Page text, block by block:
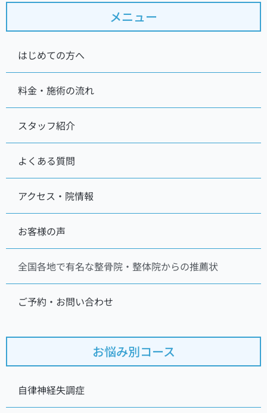
メニュー
はじめての方へ
料金・施術の流れ
スタッフ紹介
よくある質問
アクセス・院情報
お客様の声
全国各地で有名な整骨院・整体院からの推薦状
ご予約・お問い合わせ
お悩み別コース
自律神経失調症